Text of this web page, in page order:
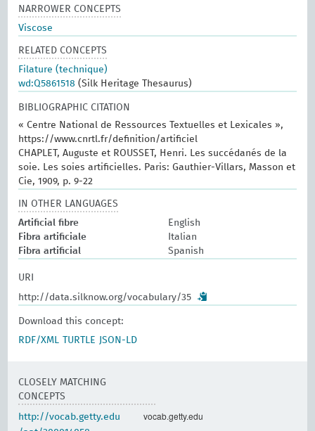
NARROWER CONCEPTS
Viscose
RELATED CONCEPTS
Filature (technique)
wd:Q5861518 (Silk Heritage Thesaurus)
BIBLIOGRAPHIC CITATION
« Centre National de Ressources Textuelles et Lexicales »,
https://www.cnrtl.fr/definition/artificiel
CHAPLET, Auguste et ROUSSET, Henri. Les succédanés de la
soie. Les soies artificielles. Paris: Gauthier-Villars, Masson et
Cie, 1909, p. 9-22
IN OTHER LANGUAGES
Artificial fibre
English
Fibra artificiale
Italian
Fibra artificial
Spanish
URI
http://data.silknow.org/vocabulary/35
Download this concept:
RDF/XML
TURTLE JSON-LD
CLOSELY MATCHING
CONCEPTS
http://vocab.getty.edu
vocab.getty.edu